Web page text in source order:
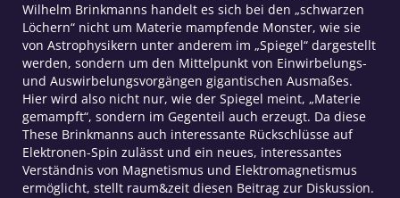
Wilhelm Brinkmanns handelt es sich bei den „schwarzen
Löchern“ nicht um Materie mampfende Monster, wie sie
von Astrophysikern unter anderem im „Spiegel“ dargestellt
werden, sondern um den Mittelpunkt von Einwirbelungs-
und Auswirbelungsvorgängen gigantischen Ausmaßes.
Hier wird also nicht nur, wie der Spiegel meint, „Materie
gemampft“, sondern im Gegenteil auch erzeugt. Da diese
These Brinkmanns auch interessante Rückschlüsse auf
Elektronen-Spin zulässt und ein neues, interessantes
Verständnis von Magnetismus und Elektromagnetismus
ermöglicht, stellt raum&zeit diesen Beitrag zur Diskussion.